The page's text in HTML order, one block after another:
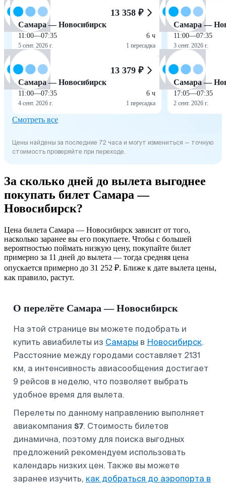
13 358 ₽
Самара — Новосибирск
11:00—07:35
5 сент. 2026 г.
6 ч
1 пересадка
13 379 ₽
Самара — Новосибирск
11:00—07:35
4 сент. 2026 г.
6 ч
1 пересадка
Самара —
11:00—07:35
3 сент. 2026 г.
Самара —
17:05—07:35
2 сент. 2026 г.
Смотреть все
Цены найдены за последние 72 часа и могут измениться — точную
стоимость проверяйте при переходе.
За сколько дней до вылета выгоднее
покупать билет Самара —
Новосибирск?
Цена билета Самара — Новосибирск зависит от того,
насколько заранее вы его покупаете. Чтобы с большей
вероятностью поймать низкую цену, покупайте билет
примерно за 11 дней до вылета — тогда средняя цена
опускается примерно до 31 252 ₽. Ближе к дате вылета цены,
как правило, растут.
О перелёте Самара — Новосибирск
На этой странице вы можете подобрать и
купить авиабилеты из Самары в Новосибирск.
Расстояние между городами составляет 2131
км, а интенсивность авиасообщения достигает
9 рейсов в неделю, что позволяет выбрать
удобное время для вылета.
Перелеты по данному направлению выполняет
авиакомпания S7. Стоимость билетов
динамична, поэтому для поиска выгодных
предложений рекомендуем использовать
календарь низких цен. Также вы можете
заранее изучить, как добраться до аэропорта в